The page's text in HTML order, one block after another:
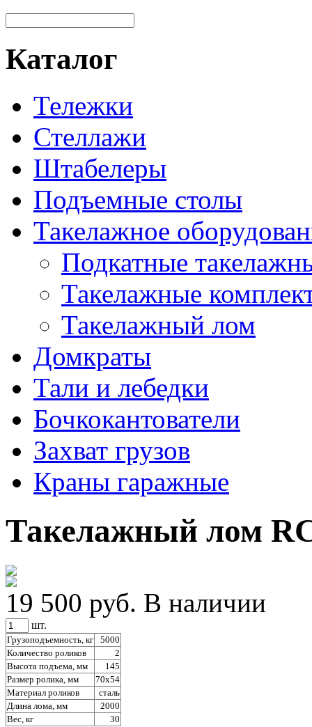
Каталог
Тележки
Стеллажи
Штабелеры
Подъемные столы
Такелажное
Подкатные
Такелажные
Такелажный лом
Домкраты
Тали и лебедки
Бочкокантователи
Захват грузов
Краны гаражные
Такелажный лом
19 500 руб. В наличии
шт.
Грузоподъемность, кг
5000
Количество роликов
2
Высота подъема, мм
145
Размер ролика, мм
70х54
Материал роликов
сталь
Длина лома, мм
2000
Вес, кг
30